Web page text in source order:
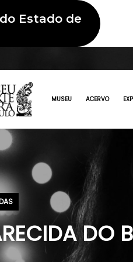
MUSEU ACERVO
DO